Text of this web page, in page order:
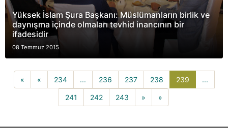
Yüksek İslam Şura Başkanı: Müslümanların birlik ve
daynışma içinde olmaları tevhid inancının bir
ifadesidir
08 Temmuz 2015
« « 234 ... 236 237 238 239 ...
241 242 243 » »